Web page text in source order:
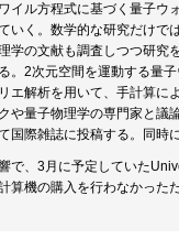
イル方程式に基づく量子ウ
いく。数学的な研究だけで
学の文献も調査しつつ研究
。2次元空間を運動する量
エ解析を用いて、手計算に
や量子物理学の専門家と議
国際雑誌に投稿する。同時
で、3月に予定していた
算機の購入を行わなかった